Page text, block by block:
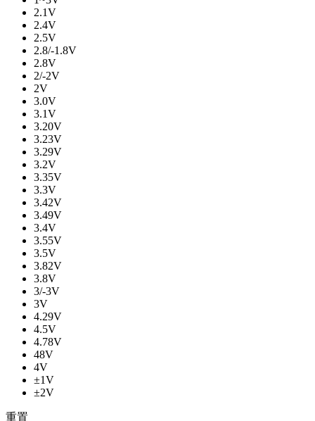
2.1V
2.4V
2.5V
2.8/-1.8V
2.8V
2/-2V
2V
3.0V
3.1V
3.20V
3.23V
3.29V
3.2V
3.35V
3.3V
3.42V
3.49V
3.4V
3.55V
3.5V
3.82V
3.8V
3/-3V
3V
4.29V
4.5V
4.78V
48V
4V
±1V
±2V
重置